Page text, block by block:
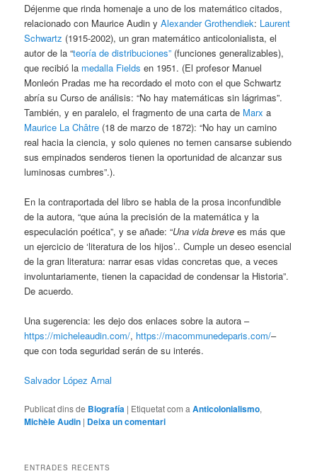
Déjenme que rinda homenaje a uno de los matemático citados,
relacionado con Maurice Audin yAlexander Grothendiek: Laurent
Schwartz (1915-2002), un gran matemático anticolonialista, el
autor de la “teoría de distribuciones” (funciones generalizables),
que recibió la medalla Fieldsen 1951. (El profesor Manuel
Monleón Pradas me ha recordado el moto con el que Schwartz
abría su Curso de análisis: “No hay matemáticas sin lágrimas”.
También, y en paralelo, el fragmento de una carta de Marx a
Maurice La Châtre (18 de marzo de 1872): “No hay un camino
real hacia la ciencia, y solo quienes no temen cansarse subiendo
sus empinados senderos tienen la oportunidad de alcanzar sus
luminosas cumbres”.).
En la contraportada del libro se habla de la prosa inconfundible
de la autora, “que aúna la precisión de la matemática y la
especulación poética”, y se añade: “Una vida breve es más que
un ejercicio de ‘literatura de los hijos’.. Cumple un deseo esencial
de la gran literatura: narrar esas vidas concretas que, a veces
involuntariamente, tienen la capacidad de condensar la Historia”.
De acuerdo.
Una sugerencia: les dejo dos enlaces sobre la autora –
https://micheleaudin.com/, https://macommunedeparis.com/–
que con toda seguridad serán de su interés.
Salvador López Arnal
Publicat dins de Biografía | Etiquetat com a Anticolonialismo,
Michèle Audin | Deixa un comentari
ENTRADES RECENTS